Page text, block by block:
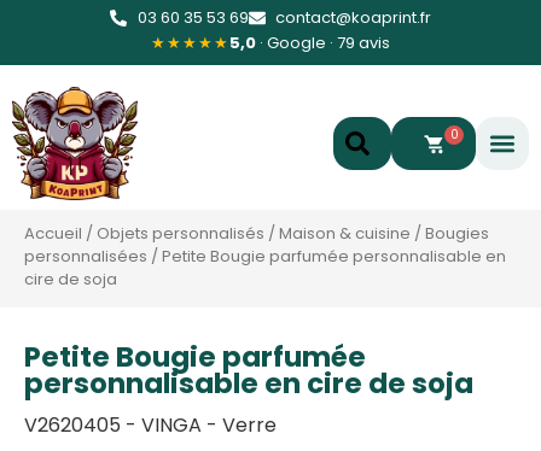
03 60 35 53 69
contact@koaprint.fr
★★★★★5,0 · Google · 79 avis
0
Accueil / Objets personnalisés /Maison & cuisine /Bougies
personnalisées /Petite Bougie parfumée personnalisable en
cire de soja
Petite Bougie parfumée
personnalisable en cire de soja
V2620405 - VINGA - Verre